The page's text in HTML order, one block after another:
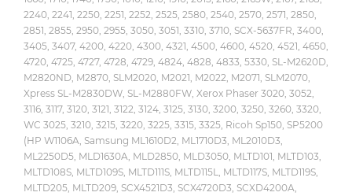
2240, 2241, 2250, 2251, 2252, 2525, 2580, 2540, 2570, 2571, 2850,
2851, 2855, 2950, 2955, 3050, 3051, 3310, 3710, SCX-5637FR, 3400,
3405, 3407, 4200, 4220, 4300, 4321, 4500, 4600, 4520, 4521, 4650,
4720, 4725, 4727, 4728, 4729, 4824, 4828, 4833, 5330, SL-M2620D,
M2820ND, M2870, SLM2020, M2021, M2022, M2071, SLM2070,
Xpress SL-M2830DW, SL-M2880FW, Xerox Phaser 3020, 3052,
3116, 3117, 3120, 3121, 3122, 3124, 3125, 3130, 3200, 3250, 3260, 3320,
WC 3025, 3210, 3215, 3220, 3225, 3315, 3325, Ricoh Sp150, SP5200
(HP W1106A, Samsung ML1610D2, ML1710D3, ML2010D3,
ML2250D5, MLD1630A, MLD2850, MLD3050, MLTD101, MLTD103,
MLTD108S, MLTD109S, MLTD111S, MLTD115L, MLTD117S, MLTD119S,
MLTD205, MLTD209, SCX4521D3, SCX4720D3, SCXD4200A,